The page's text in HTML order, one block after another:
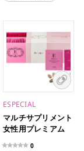
ESPECIAL
マルチサプリメント
女性用プレミアム
0